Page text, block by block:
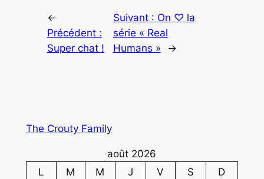
←
Précédent :
Super chat !
Suivant : On ♡ la
série « Real
Humans »
→
The Crouty Family
août 2026
L
M M J V S
D